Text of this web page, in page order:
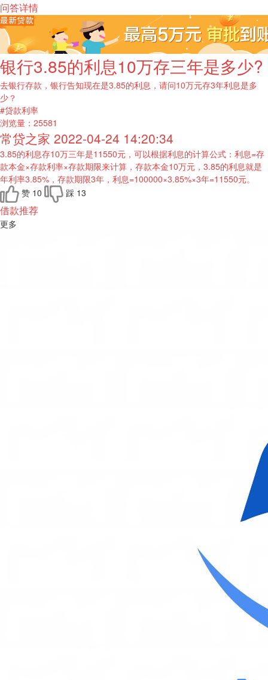
问答详情
银行3.85的利息10万存三年是多少?
去银行存款，银行告知现在是3.85的利息，请问10万元存3年利息是多
少？
#贷款利率
浏览量： 25581
常贷之家 2022-04-24 14:20:34
3.85的利息存10万三年是11550元，可以根据利息的计算公式：利息=存
款本金×存款利率×存款期限来计算，存款本金10万元，3.85的利息就是
年利率3.85%，存款期限3年，利息=100000×3.85%×3年=11550元。
赞 10 踩 13
借款推荐
更多